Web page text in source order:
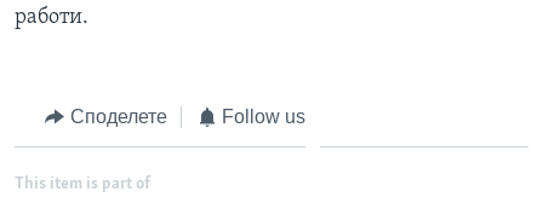
работи.
Споделете Follow us
This item is part of